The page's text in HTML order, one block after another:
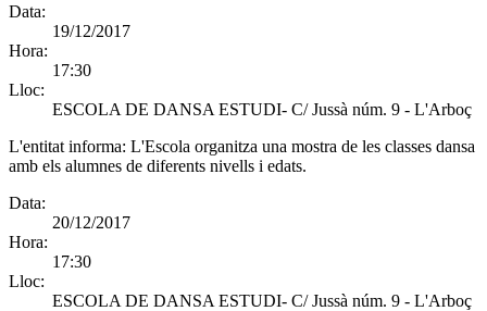
Data:
19/12/2017
Hora:
17:30
Lloc:
ESCOLA DE DANSA ESTUDI- C/ Jussà núm. 9 - L'Arboç
L'entitat informa: L'Escola organitza una mostra de les classes dansa
amb els alumnes de diferents nivells i edats.
Data:
20/12/2017
Hora:
17:30
Lloc:
ESCOLA DE DANSA ESTUDI- C/ Jussà núm. 9 - L'Arboç